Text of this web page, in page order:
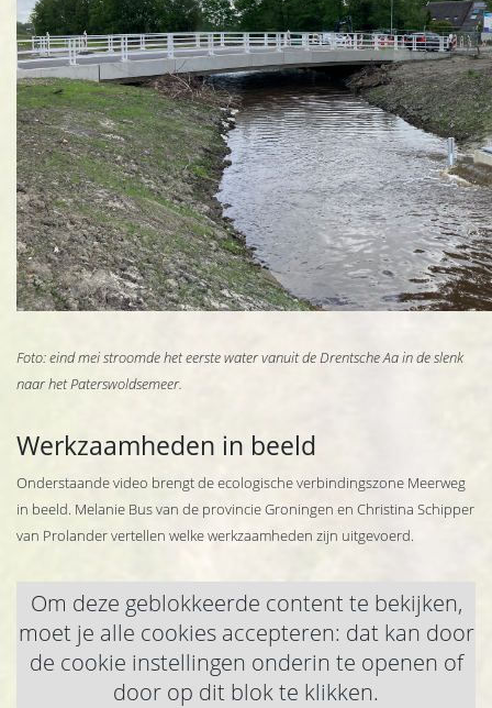
Foto: eind mei stroomde het eerste water vanuit de Drentsche Aa in de slenk
naar het Paterswoldsemeer.
Werkzaamheden in beeld
Onderstaande video brengt de ecologische verbindingszone Meerweg
in beeld. Melanie Bus van de provincie Groningen en Christina Schipper
van Prolander vertellen welke werkzaamheden zijn uitgevoerd.
Om deze geblokkeerde content te bekijken,
moet je alle cookies accepteren: dat kan door
de cookie instellingen onderin te openen of
door op dit blok te klikken.